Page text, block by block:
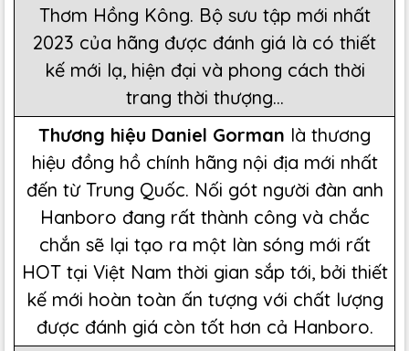
Thơm Hồng Kông. Bộ sưu tập mới nhất
2023 của hãng được đánh giá là có thiết
kế mới lạ, hiện đại và phong cách thời
trang thời thượng...
Thương hiệu Daniel Gorman là thương
hiệu đồng hồ chính hãng nội địa mới nhất
đến từ Trung Quốc. Nối gót người đàn anh
Hanboro đang rất thành công và chắc
chắn sẽ lại tạo ra một làn sóng mới rất
HOT tại Việt Nam thời gian sắp tới, bởi thiết
kế mới hoàn toàn ấn tượng với chất lượng
được đánh giá còn tốt hơn cả Hanboro.